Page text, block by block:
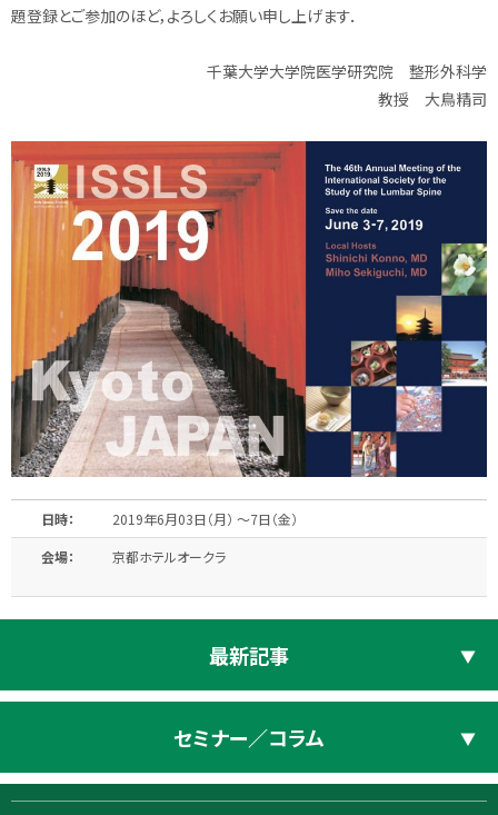
題登録とご参加のほど，よろしくお願い申し上げます．
千葉大学大学院医学研究院 整形外科学
教授 大鳥精司
日時：
2019年6月03日（月） 〜7日（金）
会場：
京都ホテルオークラ
最新記事
セミナー／コラム